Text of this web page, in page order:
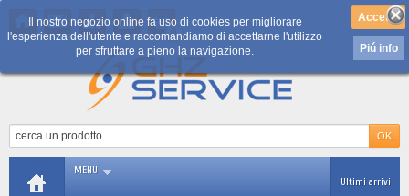
0
MENU
Ultimi arrivi
Il nostro negozio online fa uso di cookies per migliorare
l'esperienza dell'utente e raccomandiamo di accettarne l'utilizzo
per sfruttare a pieno la navigazione.
Piú info